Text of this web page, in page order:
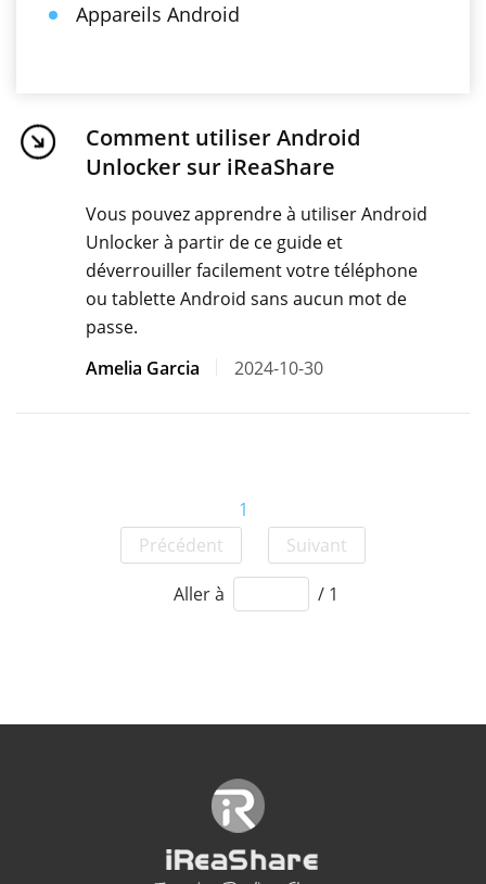
Appareils Android
Comment utiliser Android
Unlocker sur iReaShare
Vous pouvez apprendre à utiliser Android
Unlocker à partir de ce guide et
déverrouiller facilement votre téléphone
ou tablette Android sans aucun mot de
passe.
Amelia Garcia
2024-10-30
Précédent
1
Suivant
Aller à / 1